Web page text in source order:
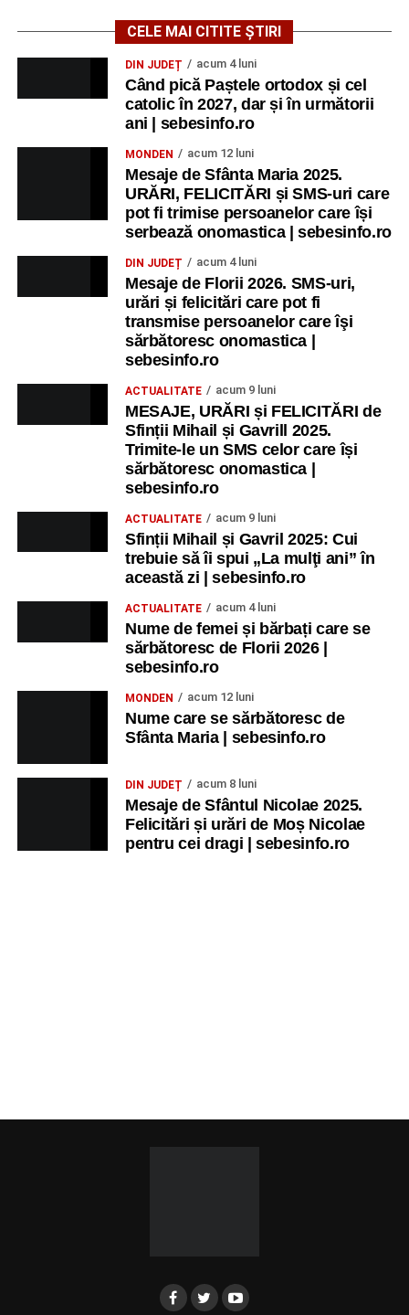
CELE MAI CITITE ȘTIRI
DIN JUDEȚ acum 4 luni
Când pică Paștele ortodox și cel
catolic în 2027, dar și în următorii
ani | sebesinfo.ro
MONDEN acum 12 luni
Mesaje de Sfânta Maria 2025.
URĂRI, FELICITĂRI și SMS-uri care
pot fi trimise persoanelor care își
serbează onomastica | sebesinfo.ro
DIN JUDEȚ acum 4 luni
Mesaje de Florii 2026. SMS-uri,
urări și felicitări care pot fi
transmise persoanelor care îşi
sărbătoresc onomastica |
sebesinfo.ro
ACTUALITATE acum 9 luni
MESAJE, URĂRI și FELICITĂRI de
Sfinții Mihail și Gavrill 2025.
Trimite-le un SMS celor care își
sărbătoresc onomastica |
sebesinfo.ro
ACTUALITATE acum 9 luni
Sfinții Mihail și Gavril 2025: Cui
trebuie să îi spui „La mulţi ani” în
această zi | sebesinfo.ro
ACTUALITATE acum 4 luni
Nume de femei și bărbați care se
sărbătoresc de Florii 2026 |
sebesinfo.ro
MONDEN acum 12 luni
Nume care se sărbătoresc de
Sfânta Maria | sebesinfo.ro
DIN JUDEȚ acum 8 luni
Mesaje de Sfântul Nicolae 2025.
Felicitări și urări de Moș Nicolae
pentru cei dragi | sebesinfo.ro